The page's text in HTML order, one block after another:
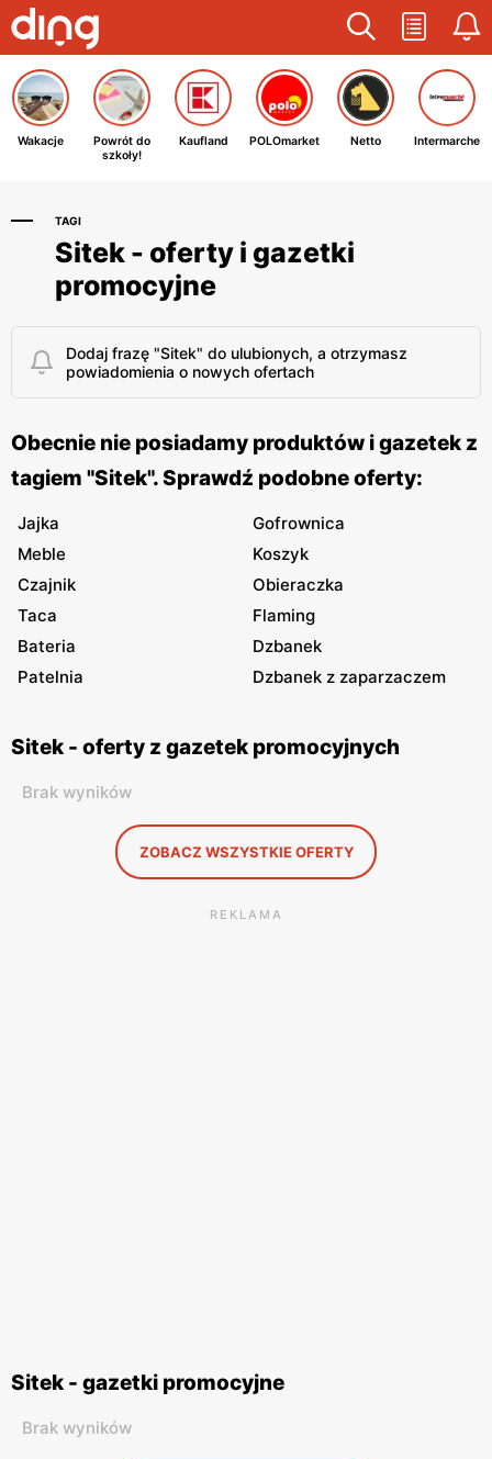
Wakacje
Powrót do
szkoły!
Kaufland POLOmarket Netto Intermarche
TAGI
Sitek - oferty i gazetki
promocyjne
Dodaj frazę "Sitek" do ulubionych, a otrzymasz
powiadomienia o nowych ofertach
Obecnie nie posiadamy produktów i gazetek z
tagiem "Sitek". Sprawdź podobne oferty:
Jajka
Gofrownica
Meble
Koszyk
Czajnik
Obieraczka
Taca
Flaming
Bateria
Dzbanek
Patelnia
Dzbanek z zaparzaczem
Sitek - oferty z gazetek promocyjnych
Brak wyników
ZOBACZ WSZYSTKIE OFERTY
REKLAMA
Sitek - gazetki promocyjne
Brak wyników